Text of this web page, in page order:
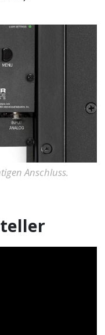
Anschluss.